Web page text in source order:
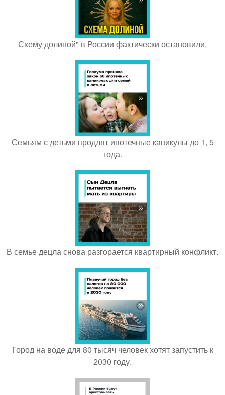
Схему долиной" в России фактически остановили.
Семьям с детьми продлят ипотечные каникулы до 1, 5
года.
В семье децла снова разгорается квартирный конфликт.
Город на воде для 80 тысяч человек хотят запустить к
2030 году.